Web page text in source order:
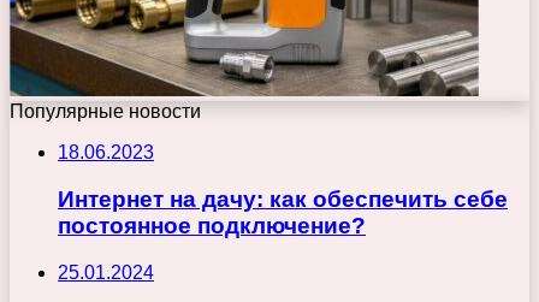
Популярные новости
18.06.2023
Интернет на дачу: как обеспечить себе
постоянное подключение?
25.01.2024